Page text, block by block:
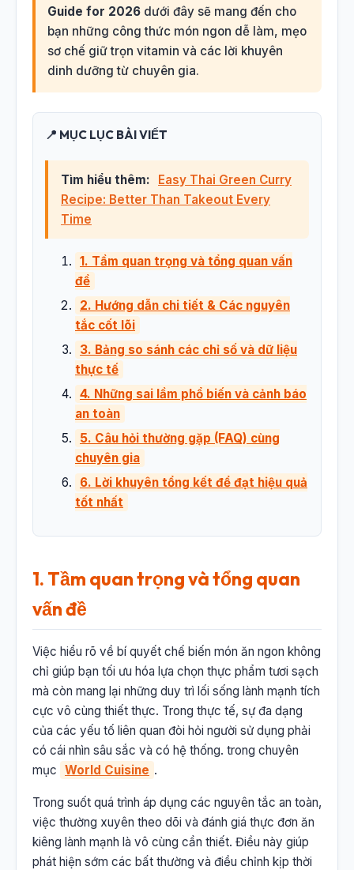
Guide for 2026 dưới đây sẽ mang đến cho
bạn những công thức món ngon dễ làm, mẹo
sơ chế giữ trọn vitamin và các lời khuyên
dinh dưỡng từ chuyên gia.
📍 MỤC LỤC BÀI VIẾT
Tìm hiểu thêm:
Easy Thai Green Curry
Recipe: Better Than Takeout Every
Time
1. Tầm quan trọng và tổng quan vấn
đề
2. Hướng dẫn chi tiết & Các nguyên
tắc cốt lõi
3. Bảng so sánh các chỉ số và dữ liệu
thực tế
4. Những sai lầm phổ biến và cảnh báo
an toàn
5. Câu hỏi thường gặp (FAQ) cùng
chuyên gia
6. Lời khuyên tổng kết để đạt hiệu quả
tốt nhất
1. Tầm quan trọng và tổng quan
vấn đề
Việc hiểu rõ về bí quyết chế biến món ăn ngon không
chỉ giúp bạn tối ưu hóa lựa chọn thực phẩm tươi sạch
mà còn mang lại những duy trì lối sống lành mạnh tích
cực vô cùng thiết thực. Trong thực tế, sự đa dạng
của các yếu tố liên quan đòi hỏi người sử dụng phải
có cái nhìn sâu sắc và có hệ thống. trong chuyên
mục World Cuisine .
Trong suốt quá trình áp dụng các nguyên tắc an toàn,
việc thường xuyên theo dõi và đánh giá thực đơn ăn
kiêng lành mạnh là vô cùng cần thiết. Điều này giúp
phát hiện sớm các bất thường và điều chỉnh kịp thời